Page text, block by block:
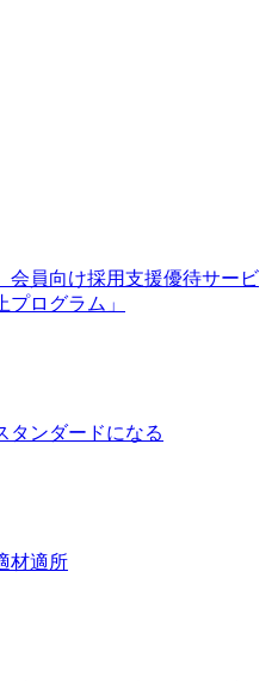
会員向け採用支援優待サービ
ログラム」
タンダードになる
材適所